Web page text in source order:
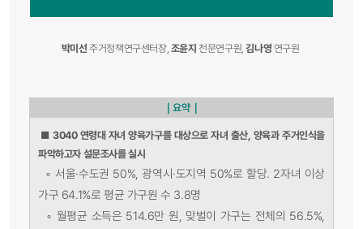
박미선 주거정책연구센터장, 조윤지 전문연구원,김나영 연구원
｜요약｜
■ 3040 연령대 자녀 양육가구를 대상으로 자녀 출산, 양육과 주거인식을
파악하고자 설문조사를 실시
◦ 서울·수도권 50%, 광역시·도지역 50%로 할당. 2자녀 이상
가구 64.1%로 평균 가구원 수 3.8명
◦ 월평균 소득은 514.6만 원, 맞벌이 가구는 전체의 56.5%,